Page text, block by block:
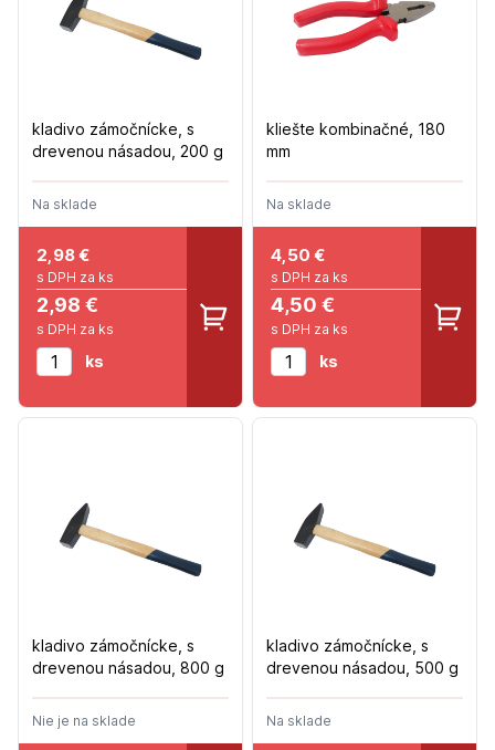
kladivo zámočnícke, s
drevenou násadou, 200 g
Na sklade
2,98€
s DPH za ks
2,98 €
s DPH za ks
ks
kliešte kombinačné, 180
mm
Na sklade
4,50 €
s DPH za ks
4,50 €
s DPH za ks
ks
kladivo zámočnícke, s
drevenou násadou, 800 g
Nie je na sklade
kladivo zámočnícke, s
drevenou násadou, 500 g
Na sklade